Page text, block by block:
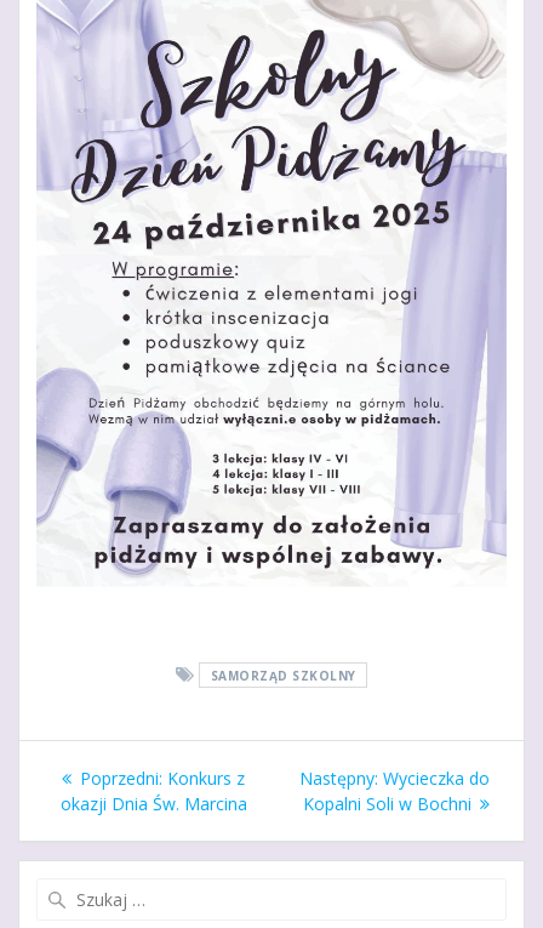
SAMORZĄD SZKOLNY
Nawigacja
wpisu
Poprzedni: Poprzedni
wpis:
Konkurs z
okazji Dnia Św. Marcina
Następny: Następny
wpis:
Wycieczka do
Kopalni Soli w Bochni